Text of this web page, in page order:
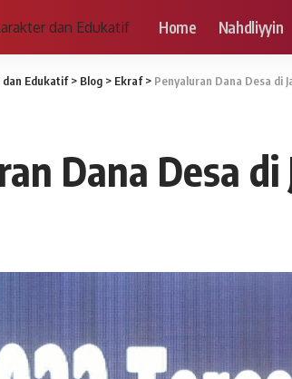
Home Nahdliyyin
Edukatif> Blog > Ekraf> Penyaluran Dana Desa di
Dana Desa